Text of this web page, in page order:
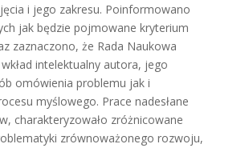
i jego zakresu. Poinformowano
jak będzie pojmowane kryterium
zaznaczono, że Rada Naukowa
intelektualny autora, jego
omówienia problemu jak i
myślowego. Prace nadesłane
charakteryzowało zróżnicowane
zrównoważonego rozwoju,